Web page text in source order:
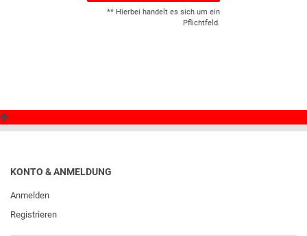
** Hierbei handelt es sich um ein
Pflichtfeld.
KONTO & ANMELDUNG
Anmelden
Registrieren